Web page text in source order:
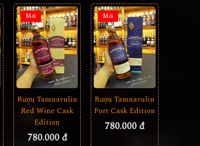
Mới
Rượu Tamnavulin
Red Wine Cask
Edition
780.000 đ
Mới
Rượu Tamnavulin
Port Cask Edition
780.000 đ